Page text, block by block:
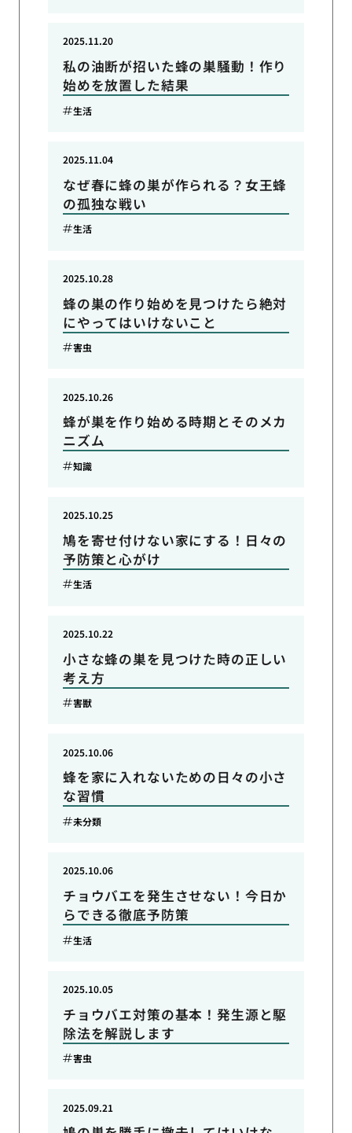
私の油断が招いた蜂の巣騒動！作り
始めを放置した結果
2025.11.20
生活
なぜ春に蜂の巣が作られる？女王蜂
の孤独な戦い
2025.11.04
生活
蜂の巣の作り始めを見つけたら絶対
にやってはいけないこと
2025.10.28
害虫
蜂が巣を作り始める時期とそのメカ
ニズム
2025.10.26
知識
鳩を寄せ付けない家にする！日々の
予防策と心がけ
2025.10.25
生活
小さな蜂の巣を見つけた時の正しい
考え方
2025.10.22
害獣
蜂を家に入れないための日々の小さ
な習慣
2025.10.06
未分類
チョウバエを発生させない！今日か
らできる徹底予防策
2025.10.06
生活
チョウバエ対策の基本！発生源と駆
除法を解説します
2025.10.05
害虫
2025.09.21